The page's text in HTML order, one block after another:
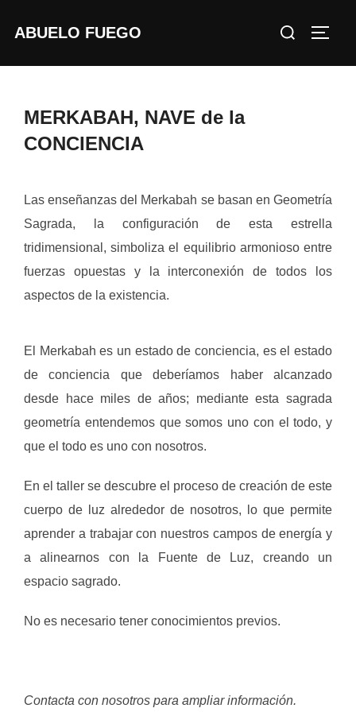
ABUELO FUEGO Buscar:
MERKABAH, NAVE de la
CONCIENCIA
Las enseñanzas del Merkabah se basan en Geometría
Sagrada, la configuración de esta estrella
tridimensional, simboliza el equilibrio armonioso entre
fuerzas opuestas y la interconexión de todos los
aspectos de la existencia.
El Merkabah es un estado de conciencia, es el estado
de conciencia que deberíamos haber alcanzado
desde hace miles de años; mediante esta sagrada
geometría entendemos que somos uno con el todo, y
que el todo es uno con nosotros.
En el taller se descubre el proceso de creación de este
cuerpo de luz alrededor de nosotros, lo que permite
aprender a trabajar con nuestros campos de energía y
a alinearnos con la Fuente de Luz, creando un
espacio sagrado.
No es necesario tener conocimientos previos.
Contacta con nosotros para ampliar información.